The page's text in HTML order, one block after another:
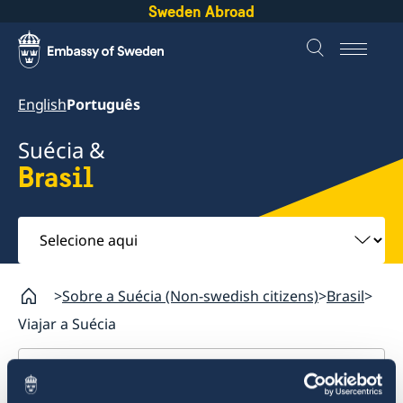
Sweden Abroad
EnglishPortuguês
Suécia &
Brasil
Selecione
aqui
Sobre a Suécia (Non-swedish citizens) Brasil
Viajar a Suécia
Brasil